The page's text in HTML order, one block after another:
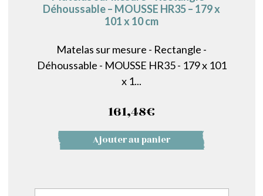
Déhoussable – MOUSSE HR35 – 179 x
101 x 10 cm
Matelas sur mesure - Rectangle -
Déhoussable - MOUSSE HR35 - 179 x 101
x 1...
161,48€
Ajouter au panier